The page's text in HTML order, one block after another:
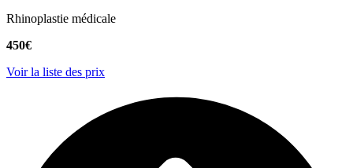
Rhinoplastie médicale
450€
Voir la liste des prix